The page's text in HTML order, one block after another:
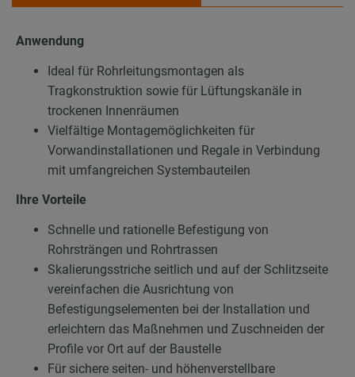
Anwendung
Ideal für Rohrleitungsmontagen als
Tragkonstruktion sowie für Lüftungskanäle in
trockenen Innenräumen
Vielfältige Montagemöglichkeiten für
Vorwandinstallationen und Regale in Verbindung
mit umfangreichen Systembauteilen
Ihre Vorteile
Schnelle und rationelle Befestigung von
Rohrsträngen und Rohrtrassen
Skalierungsstriche seitlich und auf der Schlitzseite
vereinfachen die Ausrichtung von
Befestigungselementen bei der Installation und
erleichtern das Maßnehmen und Zuschneiden der
Profile vor Ort auf der Baustelle
Für sichere seiten- und höhenverstellbare